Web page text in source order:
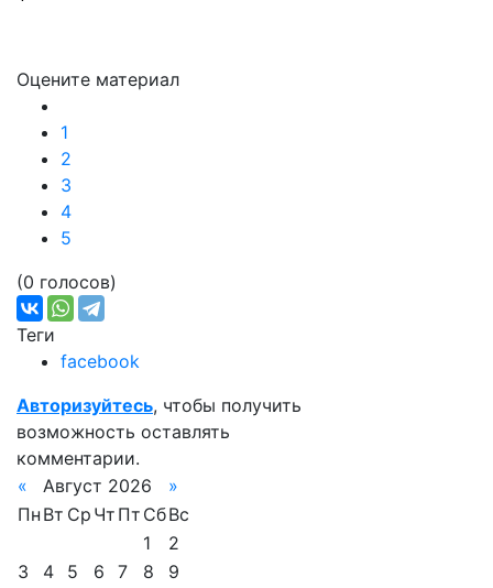
Оцените материал
1
2
3
4
5
(0 голосов)
Теги
facebook
Авторизуйтесь, чтобы получить
возможность оставлять
комментарии.
«
Август 2026
»
Пн Вт Ср Чт Пт СбВс
1
2
3
4 5 6 7 8
9